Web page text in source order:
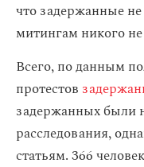
что задержанные
митингам никого
Всего, по данным
протестов
задержанных были
расследования,
статьям. 366